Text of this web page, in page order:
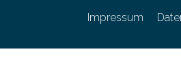
Impressum